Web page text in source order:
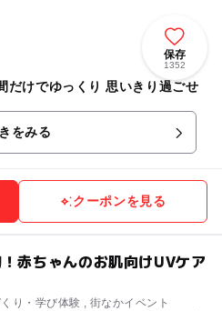
保存
1352
だけでゆっくり 思いきり過ごせ
をみる
クーポンを見る
赤ちゃんのお肌向けUVケア
り・学び体験 , 街なかイベント